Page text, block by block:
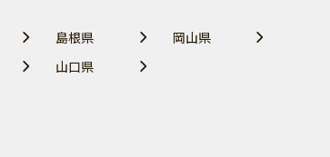
島根県
岡山県
山口県